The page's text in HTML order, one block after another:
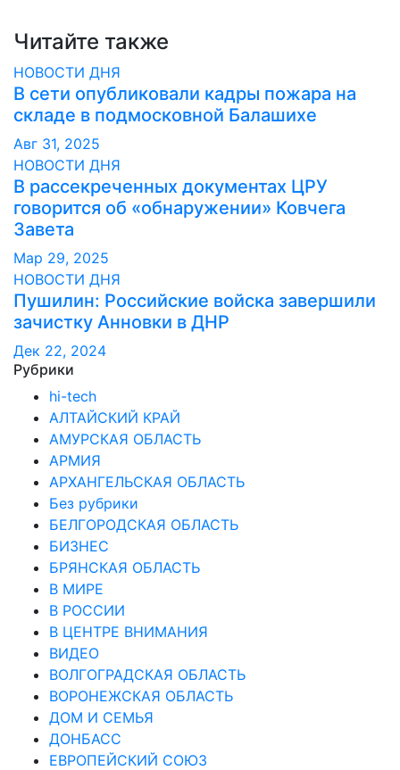
Читайте также
НОВОСТИ ДНЯ
В сети опубликовали кадры пожара на
складе в подмосковной Балашихе
Авг 31, 2025
НОВОСТИ ДНЯ
В рассекреченных документах ЦРУ
говорится об «обнаружении» Ковчега
Завета
Мар 29, 2025
НОВОСТИ ДНЯ
Пушилин: Российские войска завершили
зачистку Анновки в ДНР
Дек 22, 2024
Рубрики
hi-tech
АЛТАЙСКИЙ КРАЙ
АМУРСКАЯ ОБЛАСТЬ
АРМИЯ
АРХАНГЕЛЬСКАЯ ОБЛАСТЬ
Без рубрики
БЕЛГОРОДСКАЯ ОБЛАСТЬ
БИЗНЕС
БРЯНСКАЯ ОБЛАСТЬ
В МИРЕ
В РОССИИ
В ЦЕНТРЕ ВНИМАНИЯ
ВИДЕО
ВОЛГОГРАДСКАЯ ОБЛАСТЬ
ВОРОНЕЖСКАЯ ОБЛАСТЬ
ДОМ И СЕМЬЯ
ДОНБАСС
ЕВРОПЕЙСКИЙ СОЮЗ